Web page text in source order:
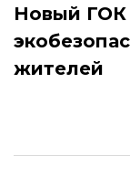
Новый ГОК
жителей